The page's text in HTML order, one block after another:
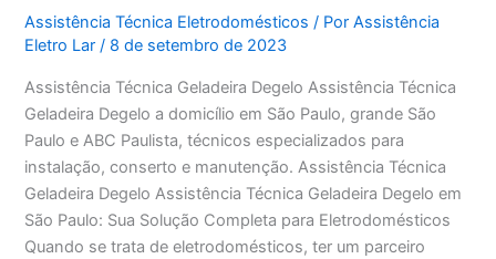
Assistência Técnica Eletrodomésticos / PorAssistência
Eletro Lar/ 8 de setembro de 2023
Assistência Técnica Geladeira Degelo Assistência Técnica
Geladeira Degelo a domicílio em São Paulo, grande São
Paulo e ABC Paulista, técnicos especializados para
instalação, conserto e manutenção. Assistência Técnica
Geladeira Degelo Assistência Técnica Geladeira Degelo em
São Paulo: Sua Solução Completa para Eletrodomésticos
Quando se trata de eletrodomésticos, ter um parceiro